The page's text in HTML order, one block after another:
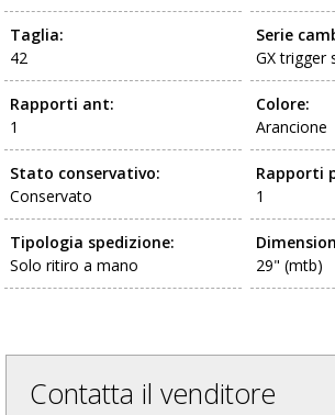
Serie
GX trigger
Taglia:
42
Colore:
Arancione
Rapporti ant:
1
Rapporti
1
Stato conservativo:
Conservato
29" (mtb)
Tipologia spedizione:
Solo ritiro a mano
Contatta il venditore